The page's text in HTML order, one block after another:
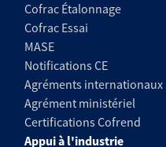
Cofrac Étalonnage
Cofrac Essai
MASE
Notifications CE
Agréments internationaux
Agrément ministériel
Certifications Cofrend
Appui à l'industrie